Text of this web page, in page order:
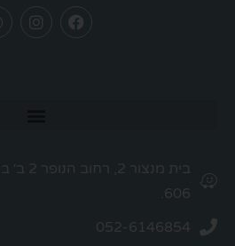
606.
052-6146854